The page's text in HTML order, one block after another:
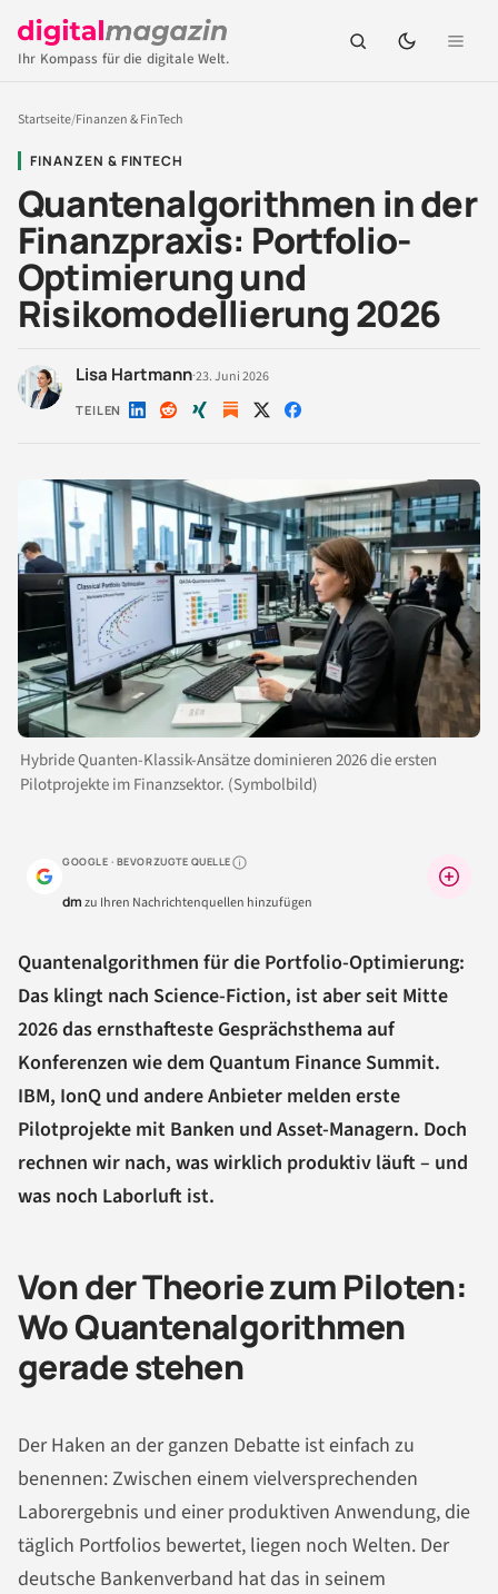
Ihr Kompass für die digitale Welt.
Startseite/Finanzen & FinTech
FINANZEN & FINTECH
Quantenalgorithmen in der
Finanzpraxis: Portfolio-
Optimierung und
Risikomodellierung 2026
Lisa Hartmann·23. Juni 2026
TEILEN Auf Auf Auf Auf Auf
Hybride Quanten-Klassik-Ansätze dominieren 2026 die ersten
Pilotprojekte im Finanzsektor. (Symbolbild)
GOOGLE · BEVORZUGTE QUELLEWarum lohnt sich das?
dmzu Ihren Nachrichtenquellen hinzufügen
Quantenalgorithmen für die Portfolio-Optimierung:
Das klingt nach Science-Fiction, ist aber seit Mitte
2026 das ernsthafteste Gesprächsthema auf
Konferenzen wie dem Quantum Finance Summit.
IBM, IonQ und andere Anbieter melden erste
Pilotprojekte mit Banken und Asset-Managern. Doch
rechnen wir nach, was wirklich produktiv läuft – und
was noch Laborluft ist.
Von der Theorie zum Piloten:
Wo Quantenalgorithmen
gerade stehen
Der Haken an der ganzen Debatte ist einfach zu
benennen: Zwischen einem vielversprechenden
Laborergebnis und einer produktiven Anwendung, die
täglich Portfolios bewertet, liegen noch Welten. Der
deutsche Bankenverband hat das in seinem